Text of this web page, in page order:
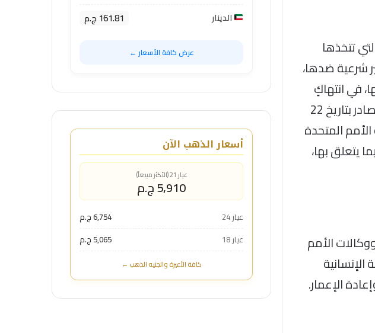
تتخذها
شرعية ضدها،
في انتهاكٍ
صارخٍ للقانون الدولي الإنساني، والرأي الاستشاري لمحكمة العدل الدولية الصادر بتاريخ 22
الأمم المتحدة
يتعلق بها،
الأمم
الإنسانية
الإعمار.
الدينار 161.81 ج.م
عرض كافة الأسعار ←
أسعار الذهب الآن
عيار 21 (الأكثر مبيعاً)
5,910 ج.م
عيار 24
6,754 ج.م
عيار 18
5,065 ج.م
كافة الأعيرة والجنيه الذهب ←